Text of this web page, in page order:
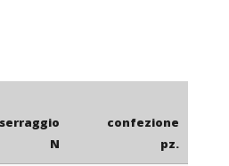
ciò consente di non
con elevate vibrazioni.
N
confezione
pz.